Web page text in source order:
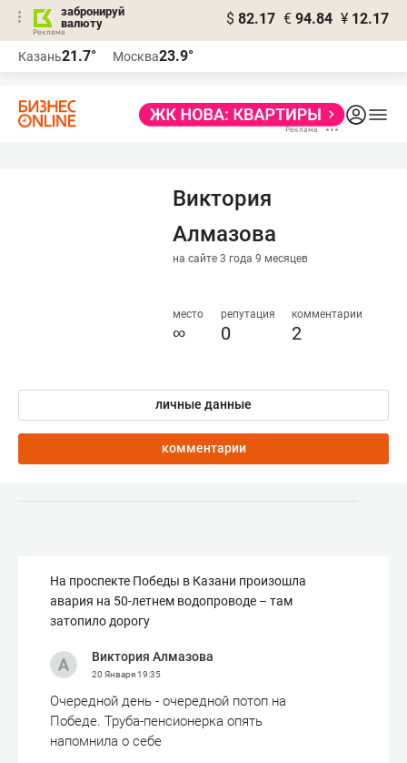
забронируй
валюту
$ 82.17 € 94.84 ¥ 12.17
Казань21.7° Москва23.9°
Виктория
Алмазова
на сайте 3 года 9 месяцев
место
∞
репутация
0
комментарии
2
личные данные
комментарии
На проспекте Победы в Казани произошла
авария на 50-летнем водопроводе – там
затопило дорогу
Виктория Алмазова
20 Января19:35
Очередной день - очередной потоп на
Победе. Труба-пенсионерка опять
напомнила о себе